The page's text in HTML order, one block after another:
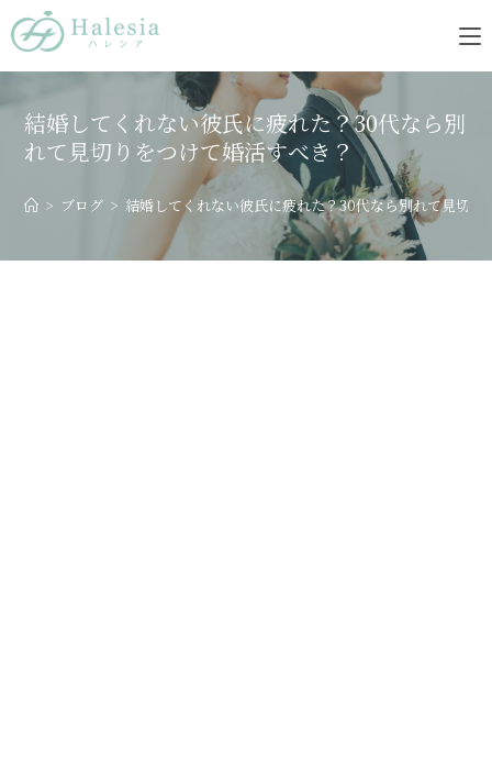
結婚してくれない彼氏に疲れた？30代なら別
れて見切りをつけて婚活すべき？
> ブログ > 結婚してくれない彼氏に疲れた？30代なら別れて見切り